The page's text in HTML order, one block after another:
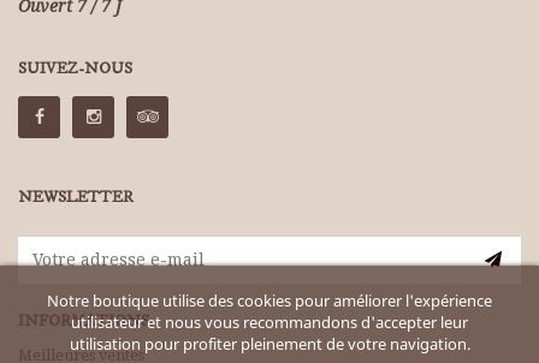
Notre boutique utilise des cookies pour améliorer l'expérience
utilisateur et nous vous recommandons d'accepter leur
utilisation pour profiter pleinement de votre navigation.
Ouvert 7 / 7 J
SUIVEZ-NOUS
NEWSLETTER
INFORMATIONS
Meilleures ventes